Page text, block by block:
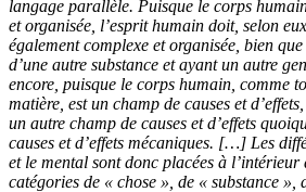
langage parallèle. Puisque le corps
et organisée , l’esprit humain doit, selon
également complexe et organisée, bien
d’une autre substance et ayant un autre
encore, puisque le corps humain, comme
matière, est un champ de causes et
un autre champ de causes et d’effets
causes et d’effets mécaniques. […] Les
et le mental sont donc placées à l’intérieur
catégories de « chose », de « substance »,